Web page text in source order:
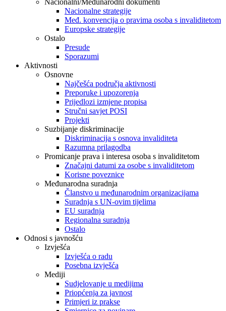
Nacionalni/Međunarodni dokumenti
Nacionalne strategije
Međ. konvencija o pravima osoba s invaliditetom
Europske strategije
Ostalo
Presude
Sporazumi
Aktivnosti
Osnovne
Najčešća područja aktivnosti
Preporuke i upozorenja
Prijedlozi izmjene propisa
Stručni savjet POSI
Projekti
Suzbijanje diskriminacije
Diskriminacija s osnova invaliditeta
Razumna prilagodba
Promicanje prava i interesa osoba s invaliditetom
Značajni datumi za osobe s invaliditetom
Korisne poveznice
Međunarodna suradnja
Članstvo u međunarodnim organizacijama
Suradnja s UN-ovim tijelima
EU suradnja
Regionalna suradnja
Ostalo
Odnosi s javnošću
Izvješća
Izvješća o radu
Posebna izvješća
Mediji
Sudjelovanje u medijima
Priopćenja za javnost
Primjeri iz prakse